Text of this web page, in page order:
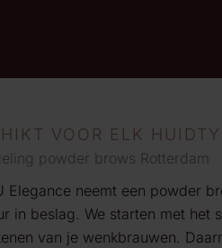
VOOR ELK
powder brows Rotterdam
Elegance neemt een powder
in beslag. We starten met het
van je wenkbrauwen.